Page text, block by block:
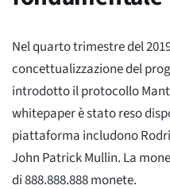
Nel quarto trimestre del
concettualizzazione del
introdotto il protocollo
whitepaper è stato reso
piattaforma includono
John Patrick Mullin. La
di 888.888.888 monete.